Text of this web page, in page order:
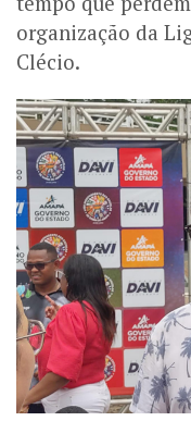
organização da
Clécio.